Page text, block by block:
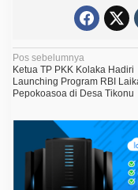
N
a
v
i
Pos sebelumnya
Ketua TP PKK Kolaka Hadiri
Launching Program RBI
Pepokoasoa di Desa Tikonu